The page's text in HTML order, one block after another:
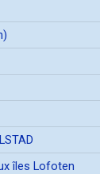
îles Lofoten